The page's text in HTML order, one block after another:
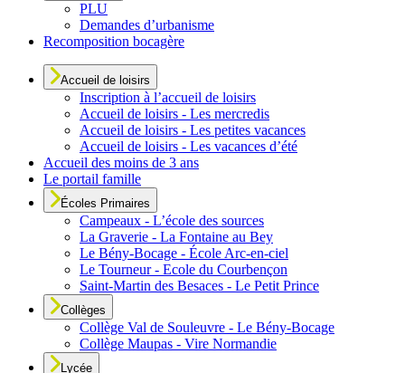
PLU
Demandes d’urbanisme
Recomposition bocagère
Accueil de loisirs
Inscription à l’accueil de loisirs
Accueil de loisirs - Les mercredis
Accueil de loisirs - Les petites vacances
Accueil de loisirs - Les vacances d’été
Accueil des moins de 3 ans
Le portail famille
Écoles Primaires
Campeaux - L’école des sources
La Graverie - La Fontaine au Bey
Le Bény-Bocage - École Arc-en-ciel
Le Tourneur - Ecole du Courbençon
Saint-Martin des Besaces - Le Petit Prince
Collèges
Collège Val de Souleuvre - Le Bény-Bocage
Collège Maupas - Vire Normandie
Lycée